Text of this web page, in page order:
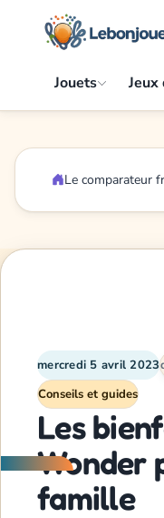
Jouets Jeux
Le comparateur
mercredi 5 avril 2023
Conseils et guides
Les
Wonder
famille